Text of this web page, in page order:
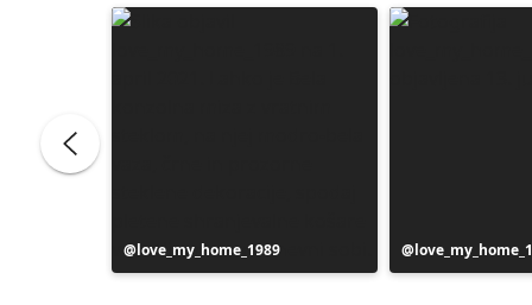
Objavo
je
love_my_home_1989
Objavo
je